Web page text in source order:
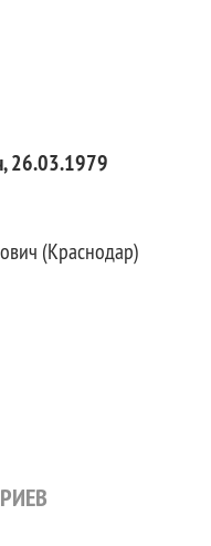
26.03.1979
(Краснодар)